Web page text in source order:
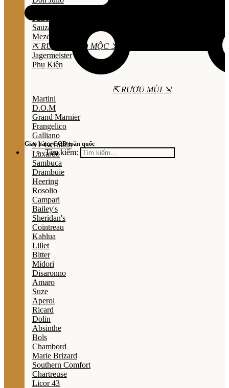
Giao hàng COD toàn quốc
Tìm kiếm:
Sauza
Mezcal
⇱ RƯỢU THẢO MỘC ⇲
Jagermeister
Phụ Kiện
⇱ RƯỢU MÙI ⇲
Martini
D.O.M
Grand Marnier
Frangelico
Galliano
ST Germain
Luxardo
Sambuca
Drambuie
Heering
Rosolio
Campari
Bailey's
Sheridan's
Cointreau
Kahlua
Lillet
Bitter
Midori
Disaronno
Amaro
Suze
Aperol
Ricard
Dolin
Absinthe
Bols
Chambord
Marie Brizard
Southern Comfort
Chartreuse
Licor 43